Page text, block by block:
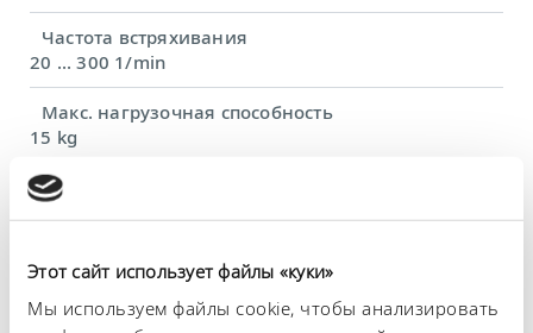
Этот сайт использует файлы «куки»
Мы используем файлы cookie, чтобы анализировать
Частота встряхивания
20 ... 300 1/min
Макс. нагрузочная способность
15 kg
Размеры (Ш × Г × В)
18 kg